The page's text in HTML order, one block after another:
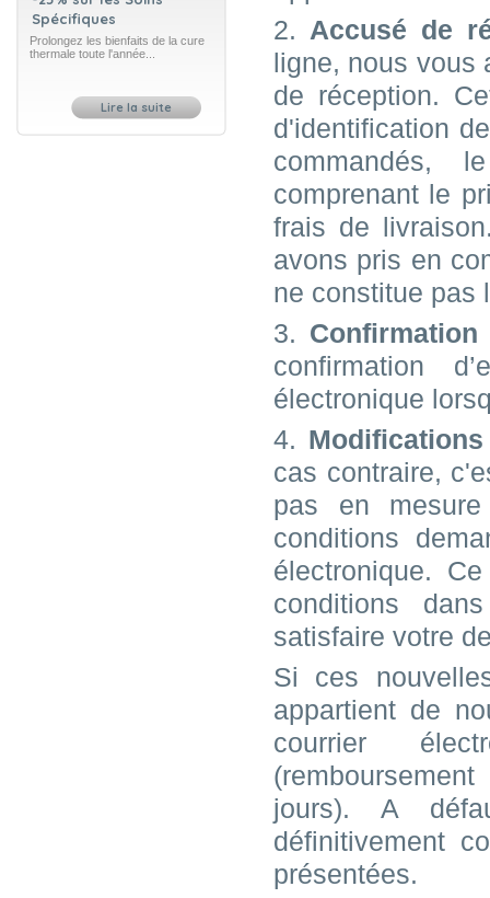
Spécifiques
Prolongez les bienfaits de la cure
thermale toute l'année...
Lire la suite
2. Accusé de
ligne, nous vous
de réception.
d'identification
commandés,
comprenant le
frais de
avons pris en
ne constitue pas
3.
confirmation
électronique
4.
cas contraire,
pas en
conditions
électronique.
conditions
satisfaire votre
Si ces
appartient de
courrier
jours). A
définitivement
présentées.